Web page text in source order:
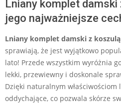
Lniany komplet
jego najważniejsze
Lniany komplet damski z koszulą
sprawiają, że jest wyjątkowo
lato! Przede wszystkim wyróżnia
lekki, przewiewny i doskonale
Dzięki naturalnym właściwościom
oddychające, co pozwala skórze